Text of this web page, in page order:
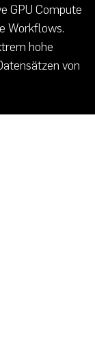
GPU Compute
Workflows.
hohe
von